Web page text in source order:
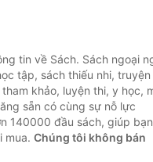
tin về Sách. Sách ngoại
tập, sách thiếu nhi, truyện
khảo, luyện thi, y học,
sẵn có cùng sự nỗ lực
140000 đầu sách, giúp
mua. Chúng tôi không bán